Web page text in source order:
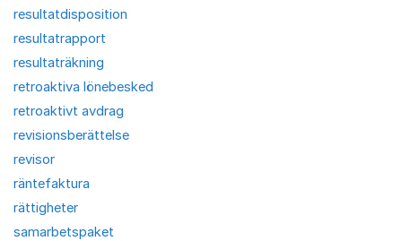
resultatdisposition
resultatrapport
resultaträkning
retroaktiva lönebesked
retroaktivt avdrag
revisionsberättelse
revisor
räntefaktura
rättigheter
samarbetspaket